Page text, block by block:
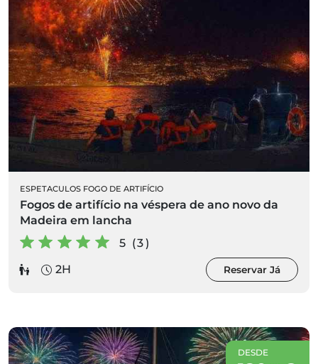
ESPETACULOS FOGO DE ARTIFÍCIO
Fogos de artifício na véspera de ano novo da
Madeira em lancha
5 (3)
2H
Reservar Já
DESDE